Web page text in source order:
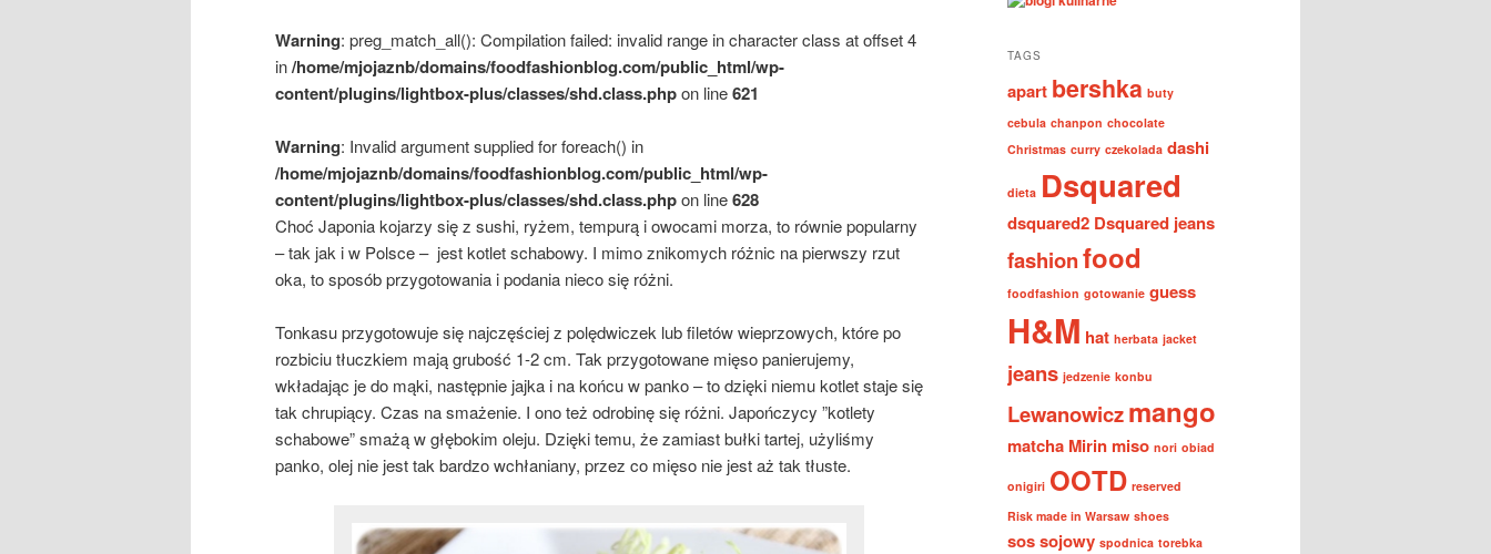
Warning: preg_match_all(): Compilation failed: invalid range in character class at offset 4
in/home/mjojaznb/domains/foodfashionblog.com/public_html/wp-
content/plugins/lightbox-plus/classes/shd.class.phpon line621
Warning: Invalid argument supplied for foreach() in
/home/mjojaznb/domains/foodfashionblog.com/public_html/wp-
content/plugins/lightbox-plus/classes/shd.class.phpon line628
Choć Japonia kojarzy się z sushi, ryżem, tempurą i owocami morza, to równie popularny
– tak jak i w Polsce – jest kotlet schabowy. I mimo znikomych różnic na pierwszy rzut
oka, to sposób przygotowania i podania nieco się różni.
Tonkasu przygotowuje się najczęściej z polędwiczek lub filetów wieprzowych, które po
rozbiciu tłuczkiem mają grubość 1-2 cm. Tak przygotowane mięso panierujemy,
wkładając je do mąki, następnie jajka i na końcu w panko – to dzięki niemu kotlet staje się
tak chrupiący. Czas na smażenie. I ono też odrobinę się różni. Japończycy ”kotlety
schabowe” smażą w głębokim oleju. Dzięki temu, że zamiast bułki tartej, użyliśmy
panko, olej nie jest tak bardzo wchłaniany, przez co mięso nie jest aż tak tłuste.
TAGS
apart bershka buty
cebula chanpon chocolate
Christmas curry czekolada dashi
dieta Dsquared
dsquared2 Dsquared jeans
fashionfood
foodfashion gotowanie guess
H&M hat herbata jacket
jeans jedzenie konbu
Lewanowiczmango
matcha Mirin miso nori obiad
onigiri OOTD reserved
Risk made in Warsaw shoes
sos sojowy spodnica torebka